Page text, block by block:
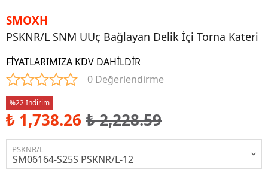
SMOXH
PSKNR/L SNM UUç Bağlayan Delik İçi Torna Kateri
FİYATLARIMIZA KDV DAHİLDİR
0 Değerlendirme
%22 İndirim
₺ 1,738.26 ₺ 2,228.59
PSKNR/L